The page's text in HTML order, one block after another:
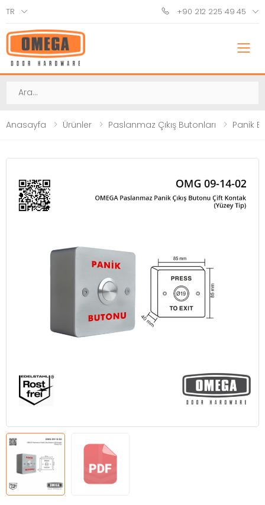
TR +90 212 225 49 45
Ara
Anasayfa Ürünler Paslanmaz Çıkış Butonları Panik